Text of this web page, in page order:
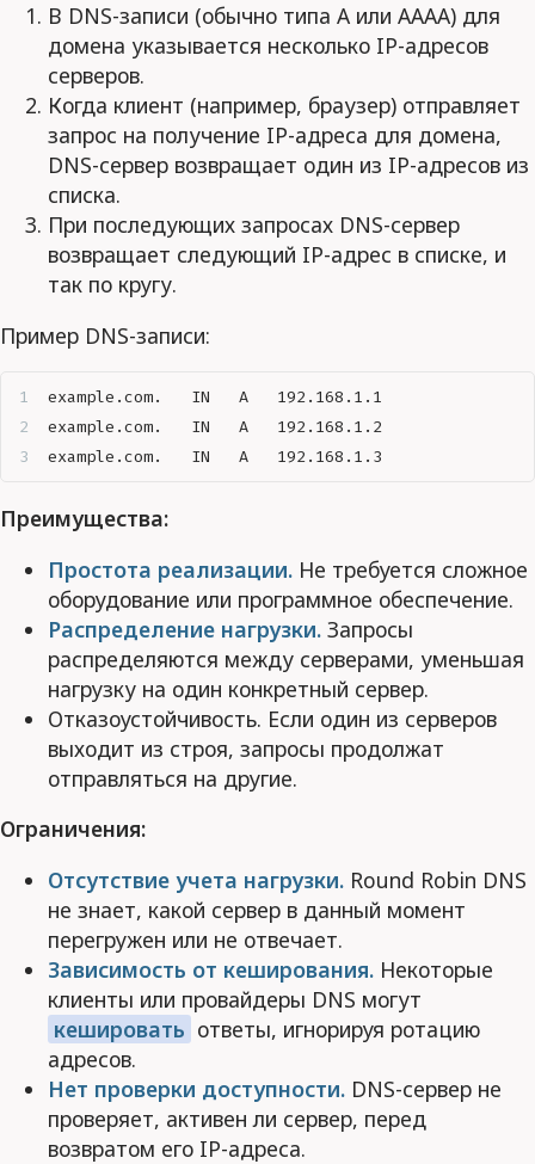
В DNS-записи (обычно типа A или AAAA) для
домена указывается несколько IP-адресов
серверов.
Когда клиент (например, браузер) отправляет
запрос на получение IP-адреса для домена,
DNS-сервер возвращает один из IP-адресов из
списка.
При последующих запросах DNS-сервер
возвращает следующий IP-адрес в списке, и
так по кругу.
Пример DNS-записи:
example.com.   IN   A   192.168.1.1
example.com.   IN   A   192.168.1.2
example.com.   IN   A   192.168.1.3
Преимущества:
Простота реализации. Не требуется сложное
оборудование или программное обеспечение.
Распределение нагрузки. Запросы
распределяются между серверами, уменьшая
нагрузку на один конкретный сервер.
Отказоустойчивость. Если один из серверов
выходит из строя, запросы продолжат
отправляться на другие.
Ограничения:
Отсутствие учета нагрузки. Round Robin DNS
не знает, какой сервер в данный момент
перегружен или не отвечает.
Зависимость от кеширования. Некоторые
клиенты или провайдеры DNS могут
кешировать ответы, игнорируя ротацию
адресов.
Нет проверки доступности. DNS-сервер не
проверяет, активен ли сервер, перед
возвратом его IP-адреса.